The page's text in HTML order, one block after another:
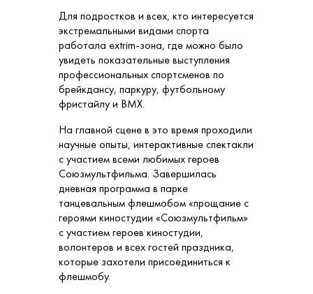
Для подростков и всех, кто интересуется
экстремальными видами спорта
работала extrim-зона, где можно было
увидеть показательные выступления
профессиональных спортсменов по
брейкдансу, паркуру, футбольному
фристайлу и BMX.
На главной сцене в это время проходили
научные опыты, интерактивные спектакли
с участием всеми любимых героев
Союзмультфильма. Завершилась
дневная программа в парке
танцевальным флешмобом «прощание с
героями киностудии «Союзмультфильм»
с участием героев киностудии,
волонтеров и всех гостей праздника,
которые захотели присоединиться к
флешмобу.